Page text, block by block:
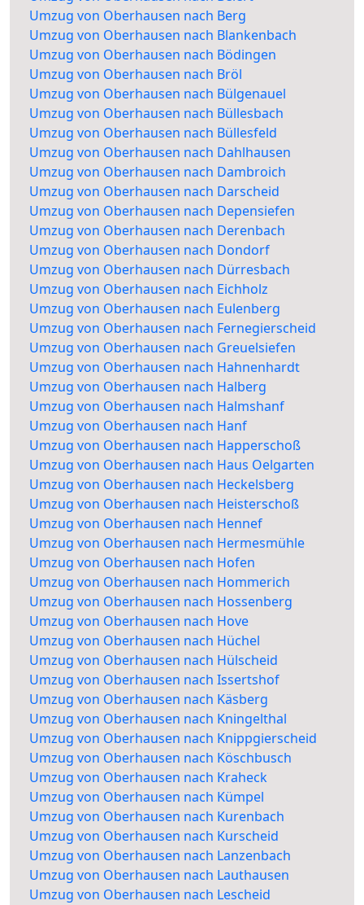
Umzug von Oberhausen nach Berg
Umzug von Oberhausen nach Blankenbach
Umzug von Oberhausen nach Bödingen
Umzug von Oberhausen nach Bröl
Umzug von Oberhausen nach Bülgenauel
Umzug von Oberhausen nach Büllesbach
Umzug von Oberhausen nach Büllesfeld
Umzug von Oberhausen nach Dahlhausen
Umzug von Oberhausen nach Dambroich
Umzug von Oberhausen nach Darscheid
Umzug von Oberhausen nach Depensiefen
Umzug von Oberhausen nach Derenbach
Umzug von Oberhausen nach Dondorf
Umzug von Oberhausen nach Dürresbach
Umzug von Oberhausen nach Eichholz
Umzug von Oberhausen nach Eulenberg
Umzug von Oberhausen nach Fernegierscheid
Umzug von Oberhausen nach Greuelsiefen
Umzug von Oberhausen nach Hahnenhardt
Umzug von Oberhausen nach Halberg
Umzug von Oberhausen nach Halmshanf
Umzug von Oberhausen nach Hanf
Umzug von Oberhausen nach Happerschoß
Umzug von Oberhausen nach Haus Oelgarten
Umzug von Oberhausen nach Heckelsberg
Umzug von Oberhausen nach Heisterschoß
Umzug von Oberhausen nach Hennef
Umzug von Oberhausen nach Hermesmühle
Umzug von Oberhausen nach Hofen
Umzug von Oberhausen nach Hommerich
Umzug von Oberhausen nach Hossenberg
Umzug von Oberhausen nach Hove
Umzug von Oberhausen nach Hüchel
Umzug von Oberhausen nach Hülscheid
Umzug von Oberhausen nach Issertshof
Umzug von Oberhausen nach Käsberg
Umzug von Oberhausen nach Kningelthal
Umzug von Oberhausen nach Knippgierscheid
Umzug von Oberhausen nach Köschbusch
Umzug von Oberhausen nach Kraheck
Umzug von Oberhausen nach Kümpel
Umzug von Oberhausen nach Kurenbach
Umzug von Oberhausen nach Kurscheid
Umzug von Oberhausen nach Lanzenbach
Umzug von Oberhausen nach Lauthausen
Umzug von Oberhausen nach Lescheid